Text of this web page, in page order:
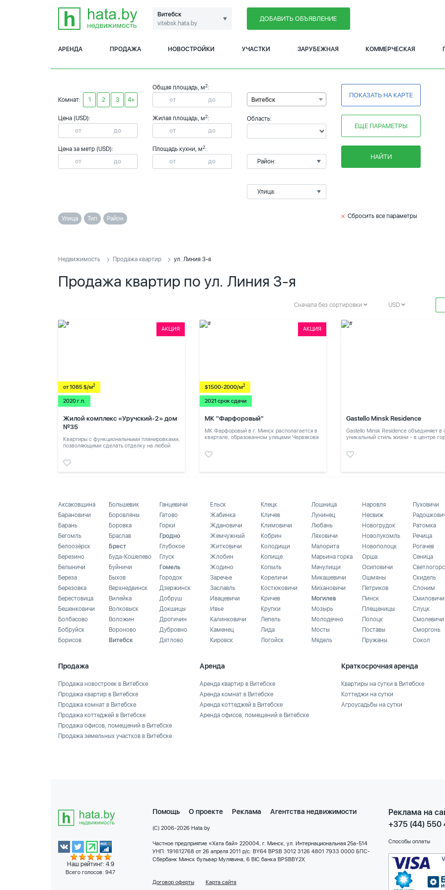
Витебск
vitebsk.hata.by
ДОБАВИТЬ ОБЪЯВЛЕНИЕ
АРЕНДА ПРОДАЖА НОВОСТРОЙКИ УЧАСТКИ ЗАРУБЕЖНАЯ КОММЕРЧЕСКАЯ
Комнат: 1 2 3 4+
Цена (USD):
Цена за метр (USD):
Общая площадь, м2:
Жилая площадь, м2:
Площадь кухни, м2:
Витебск
Область:
Район:
Улица:
ПОКАЗАТЬ НА КАРТЕ
ЕЩЕ ПАРАМЕТРЫ
НАЙТИ
Улица Тип Район Сбросить все параметры
Недвижимость Продажа квартир ул. Линия 3-я
Продажа квартир по ул. Линия 3-я
Сначала без сортировки USD
АКЦИЯ
от 1085 $/м2
2020 г.п.
Жилой комплекс «Уручский-2» дом
№35
Квартиры с функциональными планировками,
позволяющими сделать отделку на любой
АКЦИЯ
$1500-2000/м2
2021 срок сдачи
МК "Фарфоровый"
МК Фарфоровый в г. Минск располагается в
квартале, образованном улицами Червякова
Gastello Minsk Residence
Gastello Minsk Residence объединяет в
уникальный стиль жизни - в центре
Аксаковщина
Барановичи
Барань
Бегомль
Белоозёрск
Березино
Белыничи
Береза
Березовка
Берестовица
Бешенковичи
Болбасово
Бобруйск
Борисов
Большевик
Боровляны
Боровка
Браслав
Брест
Буда-Кошелево
Буйничи
Быхов
Верхнедвинск
Вилейка
Волковыск
Воложин
Вороново
Витебск
Ганцевичи
Гатово
Горки
Гродно
Глубокое
Глуск
Гомель
Городок
Дзержинск
Добруш
Докшицы
Дрогичин
Дубровно
Дятлово
Ельск
Жабинка
Ждановичи
Жемчужный
Житковичи
Жлобин
Жодино
Заречье
Заславль
Ивацевичи
Ивье
Калинковичи
Каменец
Кировск
Клецк
Кличев
Климовичи
Кобрин
Колодищи
Копище
Копыль
Кореличи
Костюковичи
Кричев
Крупки
Лепель
Лида
Логойск
Лошница
Лунинец
Любань
Ляховичи
Малорита
Марьина горка
Мачулищи
Микашевичи
Михановичи
Могилев
Мозырь
Молодечно
Мосты
Мядель
Наровля
Несвиж
Новогрудок
Новолукомль
Новополоцк
Орша
Осиповичи
Ошмяны
Петриков
Пинск
Плещеницы
Полоцк
Поставы
Пружаны
Пуховичи
Ратомка
Речица
Рогачев
Сеница
Скидель
Слоним
Смиловичи
Слуцк
Смолевичи
Сморгонь
Сокол
Продажа
Продажа новостроек в Витебске
Продажа квартир в Витебске
Продажа комнат в Витебске
Продажа коттеджей в Витебске
Продажа офисов, помещений в Витебске
Продажа земельных участков в Витебске
Аренда
Аренда квартир в Витебске
Аренда комнат в Витебске
Аренда коттеджей в Витебске
Аренда офисов, помещений в Витебске
Краткосрочная аренда
Квартиры на сутки в Витебске
Коттеджи на сутки
Агроусадьбы на сутки
Наш рейтинг: 4.9
Всего голосов: 947
Помощь О проекте Реклама Агентства недвижимости
(C) 2006-2026 Hata.by
Частное предприятие «Хата бай» 220004, г. Минск, ул. Интернациональная 25а-514
УНП: 191612768 от 26 апреля 2011 р/с: BY64 BPSB 3012 3126 4801 7933 0000 БПС-
Сбербанк Минск бульвар Мулявина, 6 BIC банка BPSBBY2X
Договор оферты Карта сайта
Реклама на
+375 (44) 550
Способы оплаты